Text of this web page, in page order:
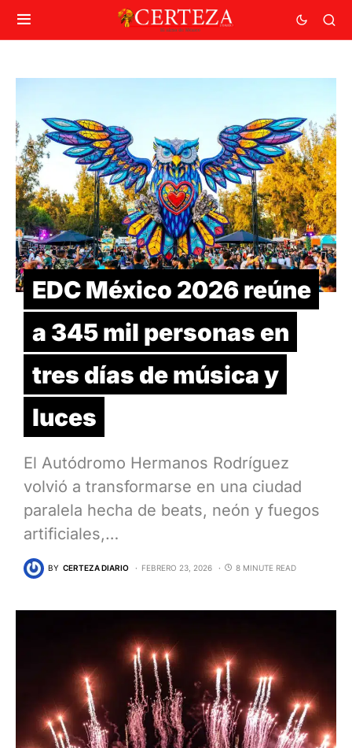
EDC México 2026 reúne
a 345 mil personas en
tres días de música y
luces
El Autódromo Hermanos Rodríguez
volvió a transformarse en una ciudad
paralela hecha de beats, neón y fuegos
artificiales,…
BY CERTEZA DIARIO FEBRERO 23, 2026 8 MINUTE READ